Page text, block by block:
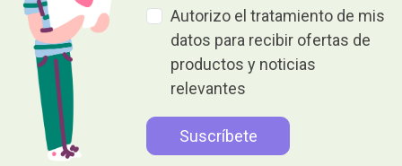
Autorizo el tratamiento de mis
datos para recibir ofertas de
productos y noticias
relevantes